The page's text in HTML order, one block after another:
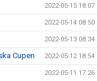
2022-05-15 18:07
2022-05-14 08:50
2022-05-13 08:34
Cupen 2022-05-12 18:54
2022-05-11 17:26